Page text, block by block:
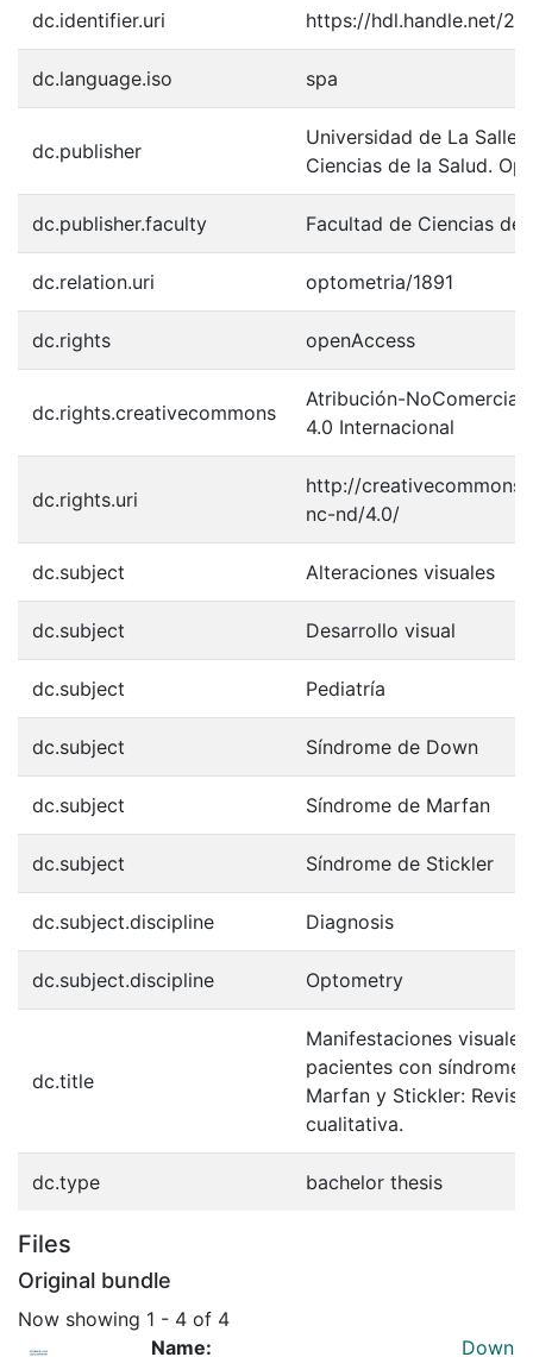
dc.identifier.uri https://hdl.handle.net/
dc.language.iso spa
dc.publisher
Universidad de La Salle.
Ciencias de la Salud.
dc.publisher.faculty Facultad de Ciencias de
dc.relation.uri optometria/1891
dc.rights openAccess
dc.rights.creativecommons
Atribución-
4.0 Internacional
dc.rights.uri
http://
nc-nd/4.0/
dc.subject Alteraciones visuales
dc.subject Desarrollo visual
dc.subject Pediatría
dc.subject Síndrome de Down
dc.subject Síndrome de Marfan
dc.subject Síndrome de Stickler
dc.subject.discipline Diagnosis
dc.subject.discipline Optometry
dc.title
Manifestaciones
pacientes con
Marfan y Stickler:
cualitativa.
dc.type bachelor thesis
Files
Original bundle
Now showing 1 - 4 of 4
Name:
Down